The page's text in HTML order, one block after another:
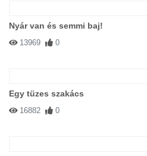
Nyár van és semmi baj!
13969 0
Egy tüzes szakács
16882 0